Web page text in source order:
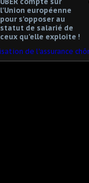
l'Union européenne
pour s'opposer au
statut de salarié de
ceux qu'elle exploite !